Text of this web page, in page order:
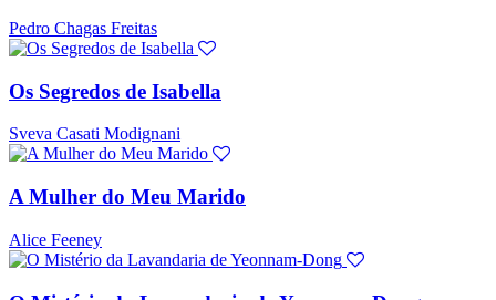
Pedro Chagas Freitas
Os Segredos de Isabella
Sveva Casati Modignani
A Mulher do Meu Marido
Alice Feeney